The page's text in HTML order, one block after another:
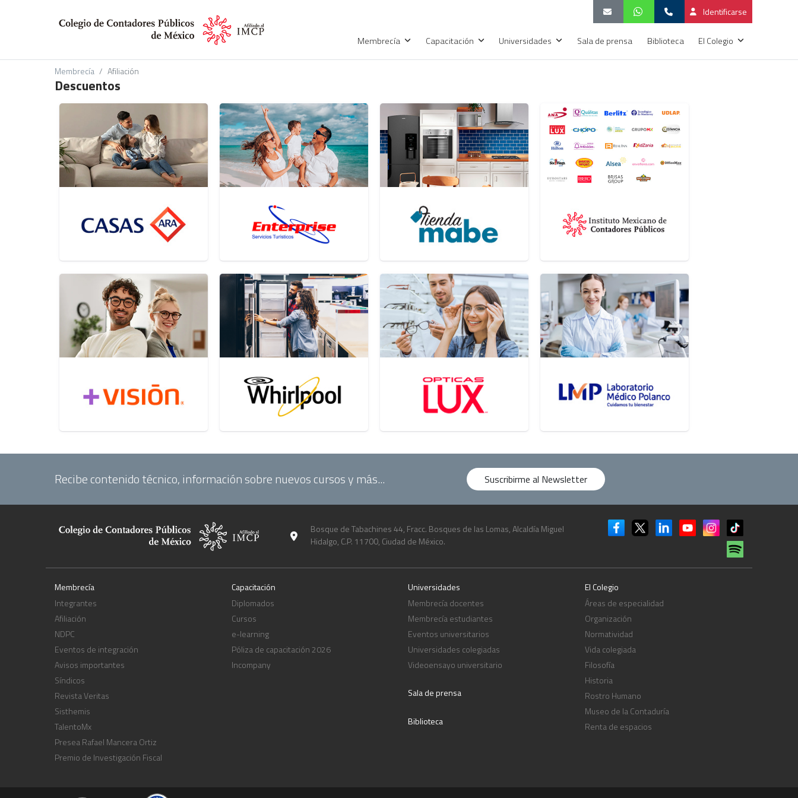
Identificarse
Membrecía Capacitación Universidades Sala de prensa Biblioteca El Colegio
Membrecía Afiliación
Descuentos
Recibe contenido técnico, información sobre nuevos cursos y más... Suscribirme al Newsletter
Bosque de Tabachines 44, Fracc. Bosques de las Lomas, Alcaldía Miguel
Hidalgo, C.P. 11700, Ciudad de México.
Membrecía
Integrantes
Afiliación
NDPC
Eventos de integración
Avisos importantes
Síndicos
Revista Veritas
Sisthemis
TalentoMx
Presea Rafael Mancera Ortiz
Premio de Investigación Fiscal
Capacitación
Diplomados
Cursos
e-learning
Póliza de capacitación 2026
Incompany
Universidades
Membrecía docentes
Membrecía estudiantes
Eventos universitarios
Universidades colegiadas
Videoensayo universitario
Sala de prensa
Biblioteca
El Colegio
Áreas de especialidad
Organización
Normatividad
Vida colegiada
Filosofía
Historia
Rostro Humano
Museo de la Contaduría
Renta de espacios